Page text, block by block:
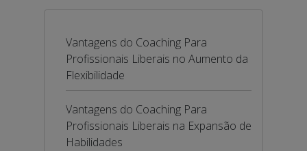
Vantagens do Coaching Para
Profissionais Liberais no Aumento da
Flexibilidade
Vantagens do Coaching Para
Profissionais Liberais na Expansão de
Habilidades